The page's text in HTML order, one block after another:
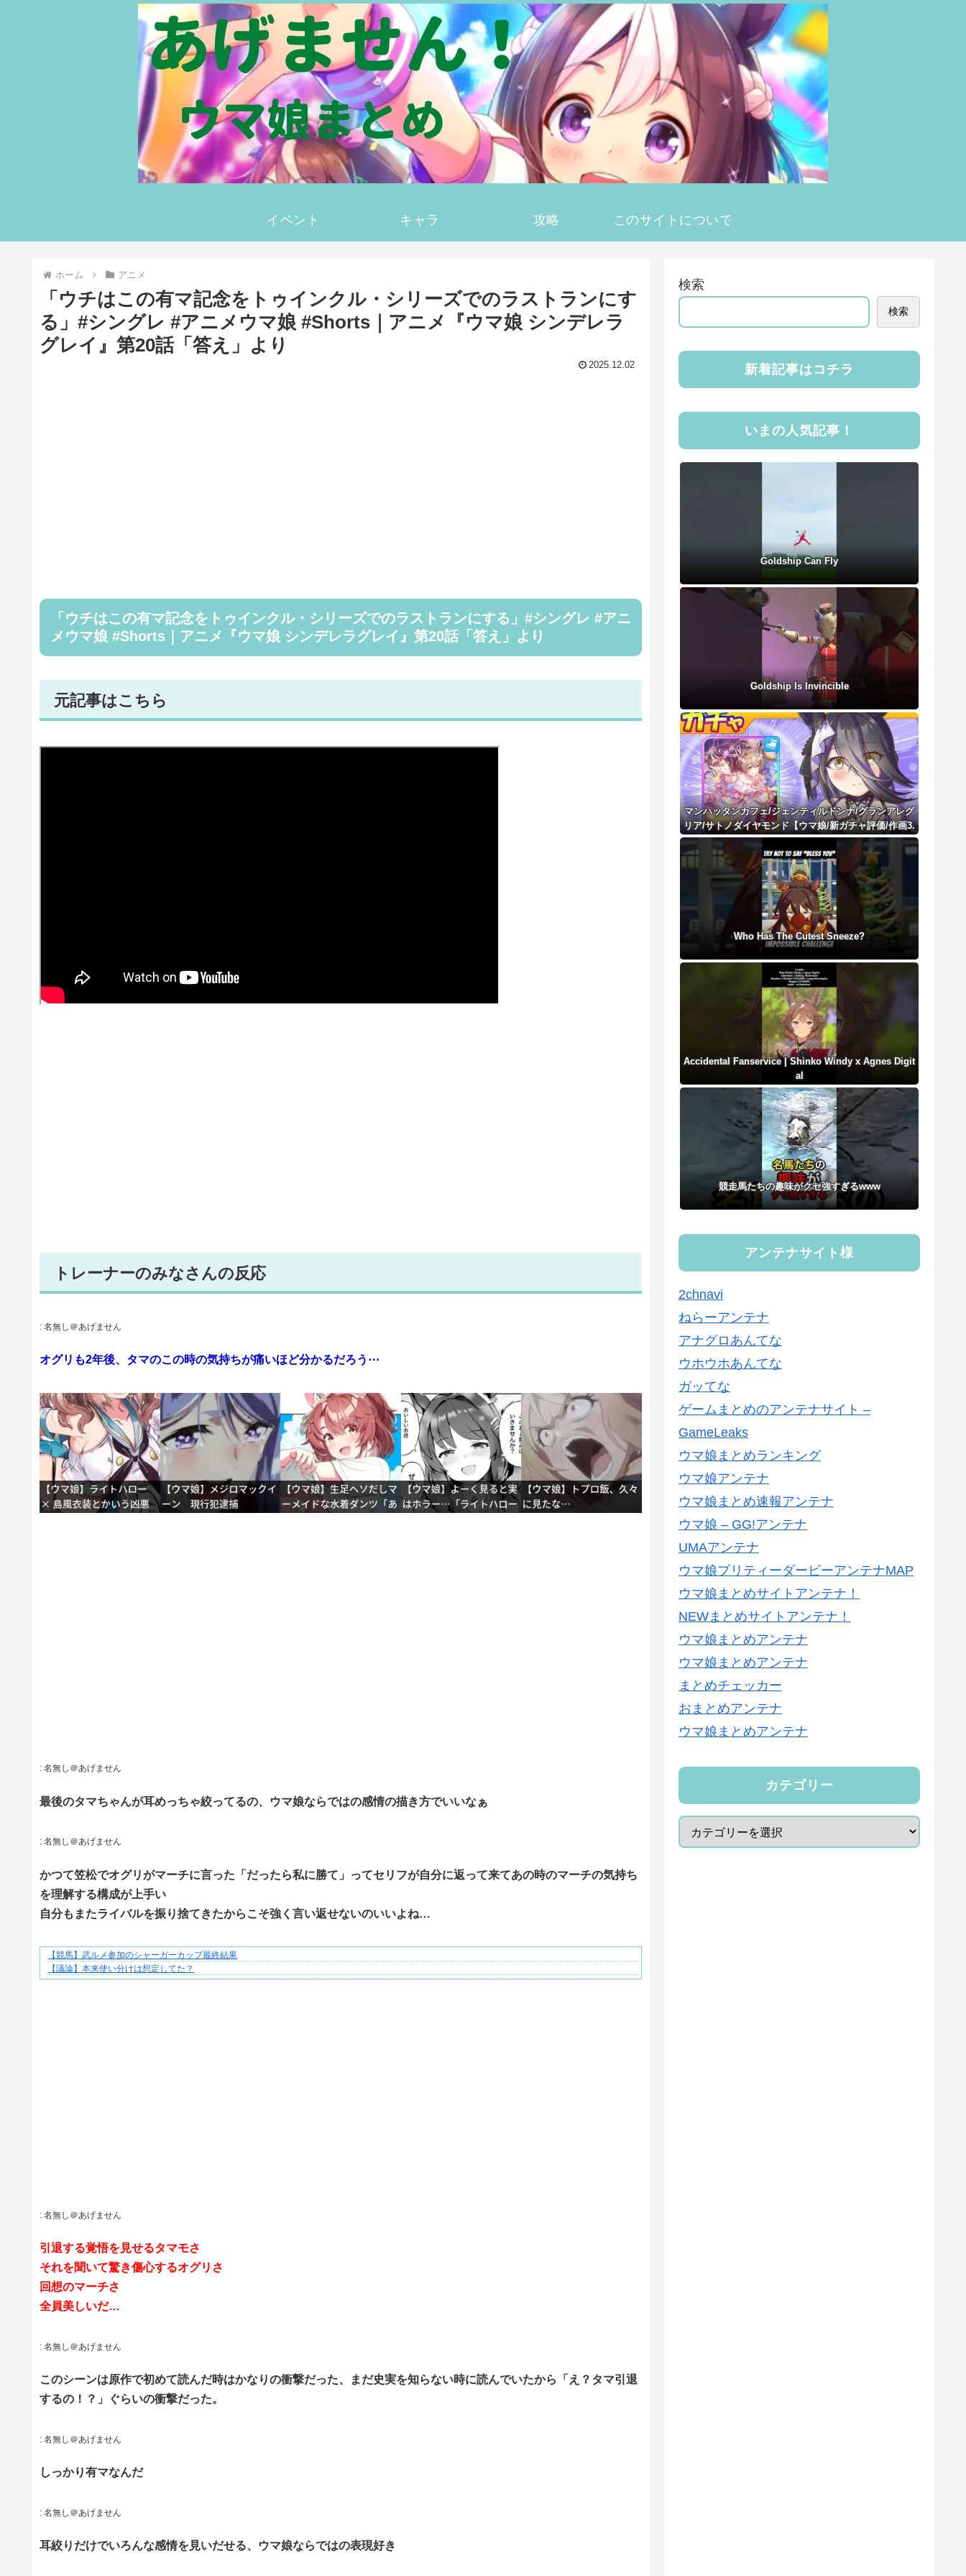
イベント キャラ 攻略 このサイトについて
ホーム アニメ
「ウチはこの有マ記念をトゥインクル・シリーズでのラストランにす
る」#シングレ #アニメウマ娘 #Shorts｜アニメ『ウマ娘 シンデレラ
グレイ』第20話「答え」より
2025.12.02
「ウチはこの有マ記念をトゥインクル・シリーズでのラストランにする」#シングレ #アニ
メウマ娘 #Shorts｜アニメ『ウマ娘 シンデレラグレイ』第20話「答え」より
元記事はこちら
トレーナーのみなさんの反応
: 名無し＠あげません
オグリも2年後、タマのこの時の気持ちが痛いほど分かるだろう⋯
: 名無し＠あげません
最後のタマちゃんが耳めっちゃ絞ってるの、ウマ娘ならではの感情の描き方でいいなぁ
: 名無し＠あげません
かつて笠松でオグリがマーチに言った「だったら私に勝て」ってセリフが自分に返って来てあの時のマーチの気持ち
を理解する構成が上手い
自分もまたライバルを振り捨てきたからこそ強く言い返せないのいいよね…
妻が嫌すぎて壊れていった、ある夫の現実
【競馬】武ルメ参加のシャーガーカップ最終結果
【議論】本来使い分けは想定してた？
: 名無し＠あげません
引退する覚悟を見せるタマモさ
それを聞いて驚き傷心するオグリさ
回想のマーチさ
全員美しいだ…
: 名無し＠あげません
このシーンは原作で初めて読んだ時はかなりの衝撃だった、まだ史実を知らない時に読んでいたから「え？タマ引退
するの！？」ぐらいの衝撃だった。
: 名無し＠あげません
しっかり有マなんだ
: 名無し＠あげません
耳絞りだけでいろんな感情を見いだせる、ウマ娘ならではの表現好き
検索
検索
新着記事はコチラ
いまの人気記事！
Goldship Can Fly
Goldship Is Invincible
マンハッタンカフェ/ジェンティルドンナ/グランアレグ
リア/サトノダイヤモンド【ウマ娘/新ガチャ評価/作画3.
8h+1.2h/編集5.8h】
Who Has The Cutest Sneeze?
Accidental Fanservice | Shinko Windy x Agnes Digit
al
競走馬たちの趣味がクセ強すぎるwww
アンテナサイト様
2chnavi
ねらーアンテナ
アナグロあんてな
ウホウホあんてな
ガッてな
ゲームまとめのアンテナサイト –
GameLeaks
ウマ娘まとめランキング
ウマ娘アンテナ
ウマ娘まとめ速報アンテナ
ウマ娘 – GG!アンテナ
UMAアンテナ
ウマ娘プリティーダービーアンテナMAP
ウマ娘まとめサイトアンテナ！
NEWまとめサイトアンテナ！
ウマ娘まとめアンテナ
ウマ娘まとめアンテナ
まとめチェッカー
おまとめアンテナ
ウマ娘まとめアンテナ
カテゴリー